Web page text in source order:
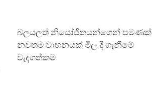
බලයලත් නියෝජිතයන්ගෙන් පමණක්
නවතම වාහනයක් මිල දී ගැනීමේ
වැදගත්කම